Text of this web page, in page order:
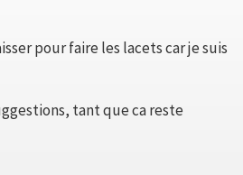
pour faire les lacets car je suis
tant que ca reste